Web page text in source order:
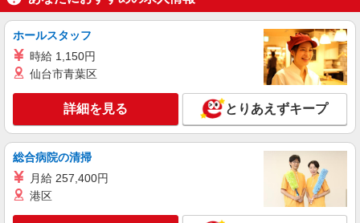
キープ 詳細を見る
紹介予定派遣
株式会社ウィズ
給与計算メインの人事事務
時給1800円 ★月収例：283,500円⇒時給1800
円×実働7.5時間×21日
キープ 詳細を見る
ホールスタッフ
時給 1,150円
仙台市青葉区
詳細を見る とりあえずキープ
総合病院の清掃
月給 257,400円
港区